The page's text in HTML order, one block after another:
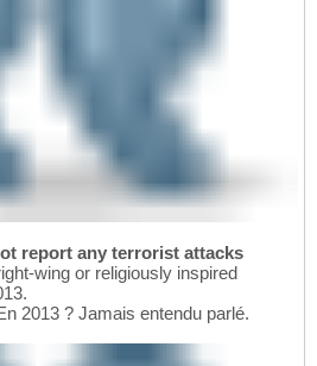
report any terrorist attacks
wing or religiously inspired
2013 ? Jamais entendu parlé.